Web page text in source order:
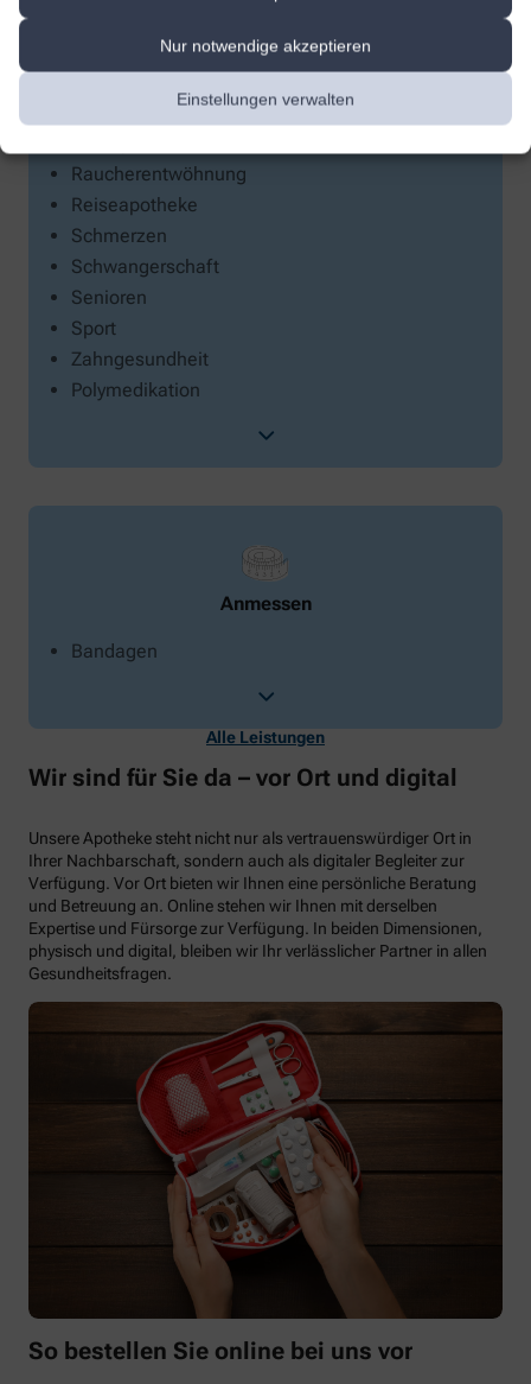
Nur notwendige akzeptieren
Einstellungen verwalten
Mutter und Kind
Niere, Blase & Prostata
Raucherentwöhnung
Reiseapotheke
Schmerzen
Schwangerschaft
Senioren
Sport
Zahngesundheit
Polymedikation
Anmessen
Bandagen
Alle Leistungen
Wir sind für Sie da – vor Ort und digital
Unsere Apotheke steht nicht nur als vertrauenswürdiger Ort in
Ihrer Nachbarschaft, sondern auch als digitaler Begleiter zur
Verfügung. Vor Ort bieten wir Ihnen eine persönliche Beratung
und Betreuung an. Online stehen wir Ihnen mit derselben
Expertise und Fürsorge zur Verfügung. In beiden Dimensionen,
physisch und digital, bleiben wir Ihr verlässlicher Partner in allen
Gesundheitsfragen.
So bestellen Sie online bei uns vor